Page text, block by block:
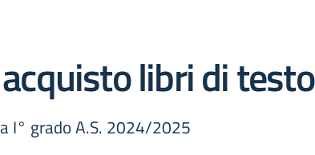
libri di testo
I° grado A.S. 2024/2025